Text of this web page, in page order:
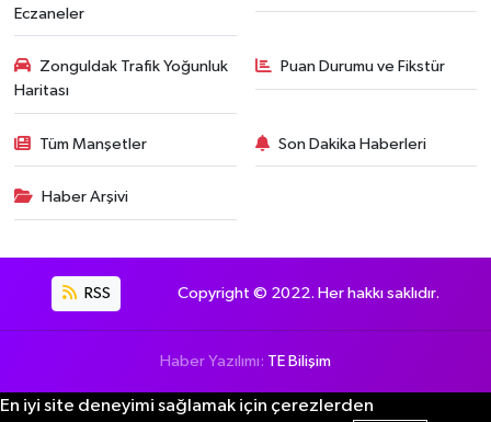
Eczaneler
Zonguldak Trafik Yoğunluk
Haritası
Puan Durumu ve Fikstür
Tüm Manşetler Son Dakika Haberleri
Haber Arşivi
RSS Copyright © 2022. Her hakkı saklıdır.
Haber Yazılımı: TE Bilişim
En iyi site deneyimi sağlamak için çerezlerden